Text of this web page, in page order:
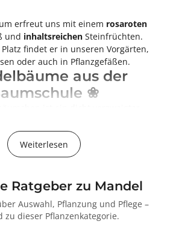
erfreut uns mit einem rosaroten
und inhaltsreichen Steinfrüchten.
findet er in unseren Vorgärten,
oder auch in Pflanzgefäßen.
aus der
❀
gefüllt vonApril bis Mai
einen rosaroten Frühlingsgruß
Baum erreicht er im Allgemeinen
durchschnittliche Höhen vonzwei
Ihr typisches Wuchsverhalten ist
und dicht verzweigt.
Mandelbaum nurwenig anhaben
Weiterlesen
Ratgeber zu Mandel
Auswahl, Pflanzung und Pflege –
zu dieser Pflanzenkategorie.